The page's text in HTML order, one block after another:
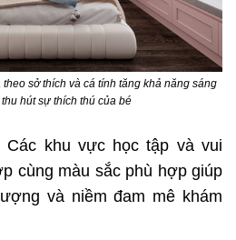
sở thích và cá tính tăng khả năng sáng
hút sự thích thú của bé
Các khu vực học tập và vui
cùng màu sắc phù hợp giúp
và niềm đam mê khám